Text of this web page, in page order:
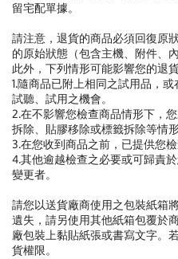
留宅配單據。
請注意，退貨的商品必須回復原
的原始狀態（包含主機、附件、
此外，下列情形可能影響您的退
1.隨商品已附上相同之試用品，
試聽、試用之機會。
2.在不影響您檢查商品情形下，
拆除、貼膠移除或標籤拆除等情形
3.在您收到商品之前，已提供您檢
4.其他逾越檢查之必要或可歸責
變更者。
請您以送貨廠商使用之包裝紙箱
遺失，請另使用其他紙箱包覆於
廠包裝上黏貼紙張或書寫文字。
貨權限。